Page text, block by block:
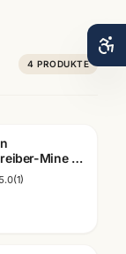
4 PRODUKTE
Mine M
·
5.0(1)